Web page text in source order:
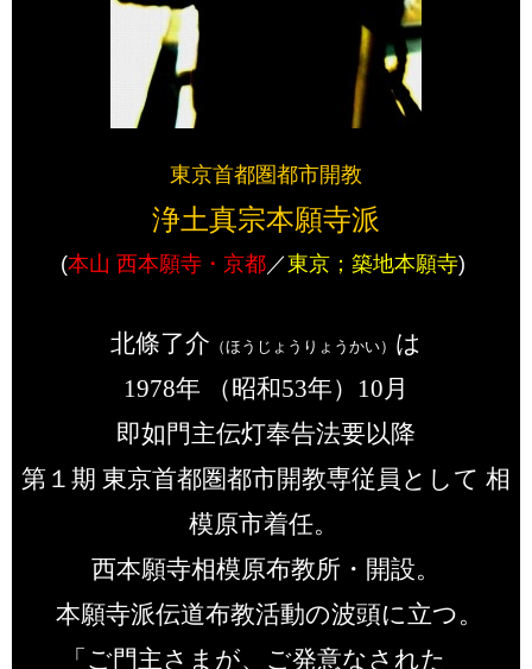
​東京首都圏都市開教​
浄土真宗本願寺派
​(本山 西本願寺・京都 ／​​​​​東京；​築地本願寺​​)​​ ​
北條了介 （ほうじょうりょうかい） ​は
1978年 （昭和53年）10月
即如門主伝灯奉告法要以降
第１期 東京首都圏都市開教専従員として 相
模原市着任。
西本願寺相模原布教所・開設。
本願寺派伝道布教活動の波頭に立つ。
「ご門主さまが、ご発意なされた